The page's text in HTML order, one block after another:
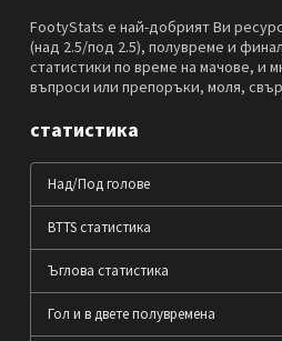
FootyStats е най-добрият Ви
(над 2.5/под 2.5), полувреме и
статистики по време на мачове, и
въпроси или препоръки, моля,
статистика
Над/Под голове
BTTS статистика
Ъглова статистика
Гол и в двете полувремена